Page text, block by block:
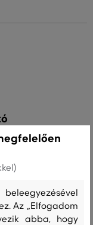
Az „Elfogadom
abba, hogy